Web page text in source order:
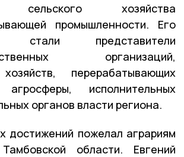
сельского хозяйства
промышленности. Его
стали представители
организаций,
перерабатывающих
агросферы, исполнительных
органов власти региона.
достижений пожелал аграриям
области. Евгений